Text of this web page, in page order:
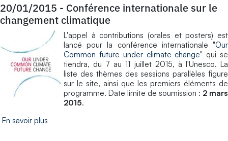
20/01/2015 - Conférence internationale sur le
changement climatique
L'appel à contributions (orales et posters) est
lancé pour la conférence internationale "Our
Common future under climate change" qui se
tiendra, du 7 au 11 juillet 2015, à l'Unesco. La
liste des thèmes des sessions parallèles figure
sur le site, ainsi que les premiers éléments de
programme. Date limite de soumission : 2 mars
2015.
En savoir plus